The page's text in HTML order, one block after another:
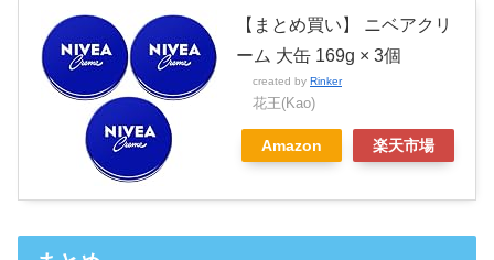
【まとめ買い】 ニベアクリ
ーム 大缶 169g × 3個
created by Rinker
花王(Kao)
Amazon 楽天市場